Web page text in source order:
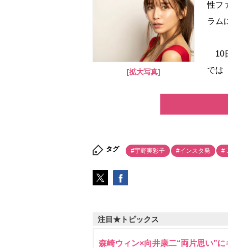
[拡大写真]
性フ
ラム
10
では
タグ #宇野実彩子 #インスタ発 #
注目★トピックス
森崎ウィン×向井康二“両片思い”